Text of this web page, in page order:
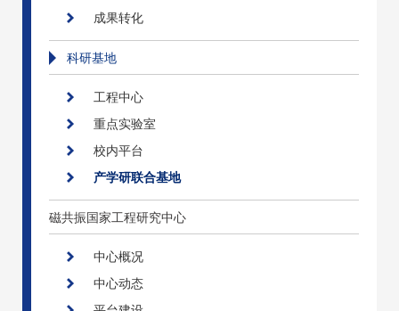
成果转化
科研基地
工程中心
重点实验室
校内平台
产学研联合基地
磁共振国家工程研究中心
中心概况
中心动态